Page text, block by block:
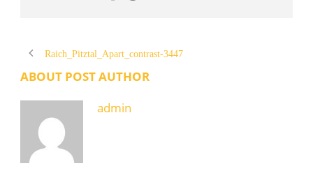
Raich_Pitztal_Apart_contrast-3447
ABOUT POST AUTHOR
admin